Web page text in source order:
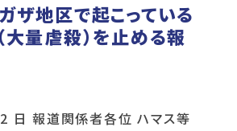
ザ地区で起こっている
大量虐殺）を止める報
日 報道関係者各位 ハマス等